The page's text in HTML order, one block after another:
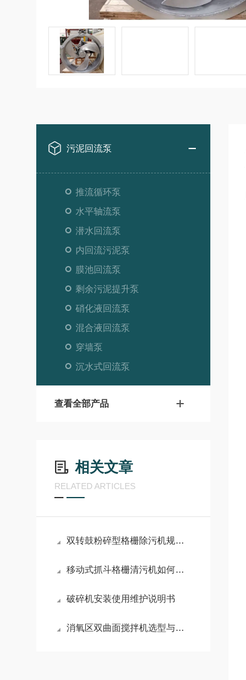
污泥回流泵
推流循环泵
水平轴流泵
潜水回流泵
内回流污泥泵
膜池回流泵
剩余污泥提升泵
硝化液回流泵
混合液回流泵
穿墙泵
沉水式回流泵
查看全部产品
相关文章
RELATED ARTICLES
双转鼓粉碎型格栅除污机规格参数
移动式抓斗格栅清污机如何选型
破碎机安装使用维护说明书
消氧区双曲面搅拌机选型与安装说明